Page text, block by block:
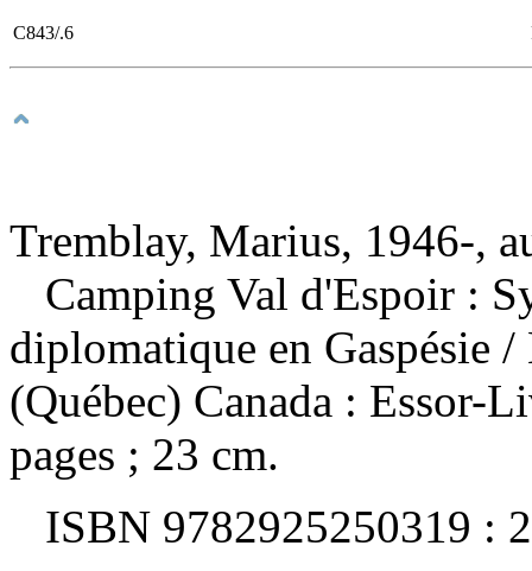
C843/.6
Tremblay, Marius, 1946-,
Camping Val d'Espoir :
diplomatique en Gaspésie /
(Québec) Canada :
pages ; 23 cm.
ISBN 9782925250319 :